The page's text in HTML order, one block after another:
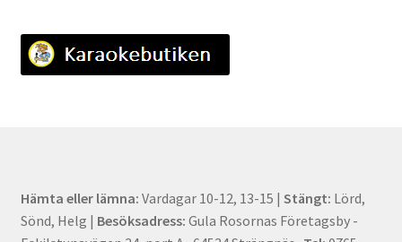
Hämta eller lämna: Vardagar 10-12, 13-15 | Stängt: Lörd,
Sönd, Helg | Besöksadress: Gula Rosornas Företagsby -